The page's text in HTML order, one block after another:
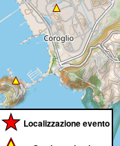
Localizzazione evento